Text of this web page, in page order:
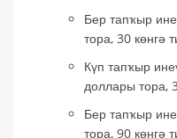
Бер тапҡыр
тора, 30 көнгә
Күп тапҡыр
доллары тора,
Бер тапҡыр
тора, 90 көнгә